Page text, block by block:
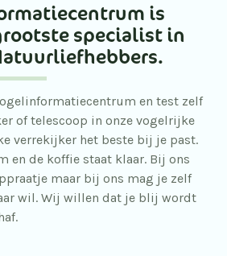
is
specialist in
en test zelf
of telescoop in onze vogelrijke
verrekijker het beste bij je past.
en de koffie staat klaar. Bij ons
maar bij ons mag je zelf
wil. Wij willen dat je blij wordt